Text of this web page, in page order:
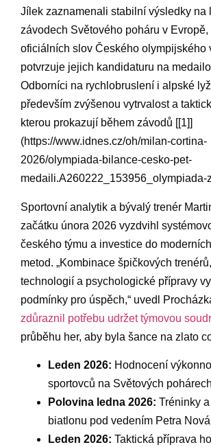
Jílek zaznamenali ⁤stabilní výsledky na
závodech Světového poháru v
oficiálních slov Českého olympijského⁢
potvrzuje​ jejich kandidaturu na
Odborníci‌ na rychlobruslení i alpské
především zvýšenou ⁣vytrvalost ⁣a
⁤kterou prokazují během ⁣závodů⁣ [[1]]
(https://www.idnes.cz/oh/milan-cortina-
2026/olympiada-bilance-cesko-pet-
medaili.A260222_153956_olympiada-
Sportovní analytik‌ a bývalý trenér
začátku ‍února 2026 vyzdvihl⁤
⁢českého týmu a investice⁤ do
metod. „Kombinace špičkových
technologií ⁣a psychologické⁤ přípravy
podmínky pro úspěch,“ uvedl⁢
⁢zdůraznil potřebu udržet týmovou
průběhu her, aby byla⁤ šance na zlato
Leden ⁣2026: Hodnocení
⁢sportovců ⁤na Světových ⁤pohárech
Polovina ⁤ledna 2026: Tréninky
biatlonu pod vedením Petra
Leden ‍2026: Taktická příprava